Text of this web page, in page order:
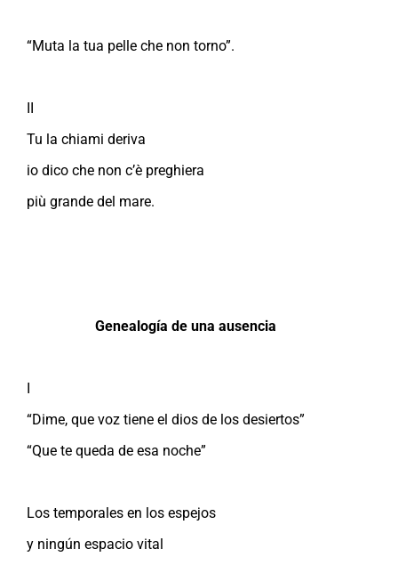
“Muta la tua pelle che non torno”.
Tu la chiami deriva
io dico che non c’è preghiera
più grande del mare.
Genealogía de una ausencia
“Dime, que voz tiene el dios de los desiertos”
“Que te queda de esa noche”
Los temporales en los espejos
y ningún espacio vital